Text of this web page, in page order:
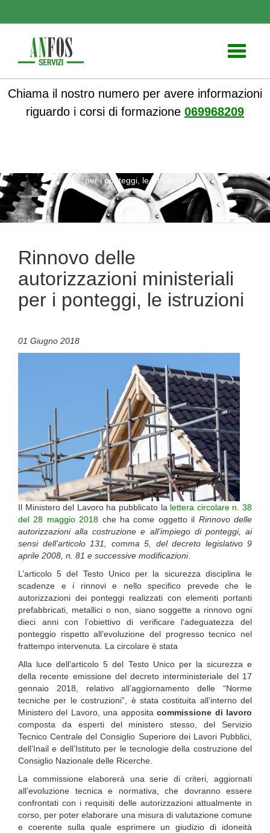
Toggle
Chiama il nostro numero per avere informazioni
riguardo i corsi di formazione 069968209
per i ponteggi, le istruzioni
Rinnovo delle
autorizzazioni ministeriali
per i ponteggi, le istruzioni
01 Giugno 2018
Il Ministero del Lavoro ha pubblicato la lettera circolare n. 38
del 28 maggio 2018 che ha come oggetto il Rinnovo delle
autorizzazioni alla costruzione e all’impiego di ponteggi, ai
sensi dell’articolo 131, comma 5, del decreto legislativo 9
aprile 2008, n. 81 e successive modificazioni.
L’articolo 5 del Testo Unico per la sicurezza disciplina le
scadenze e i rinnovi e nello specifico prevede che le
autorizzazioni dei ponteggi realizzati con elementi portanti
prefabbricati, metallici o non, siano soggette a rinnovo ogni
dieci anni con l’obiettivo di verificare l’adeguatezza del
ponteggio rispetto all’evoluzione del progresso tecnico nel
frattempo intervenuta. La circolare è stata
Alla luce dell’articolo 5 del Testo Unico per la sicurezza e
della recente emissione del decreto interministeriale del 17
gennaio 2018, relativo all’aggiornamento delle “Norme
tecniche per le costruzioni”,
è stata costituita all’interno del
Ministero del Lavoro, una appositacommissione di lavoro
composta da esperti del ministero stesso, del Servizio
Tecnico Centrale del Consiglio Superiore dei Lavori Pubblici,
dell’Inail e dell’Istituto per le tecnologie della costruzione del
Consiglio Nazionale delle Ricerche.
La commissione elaborerà una serie di criteri, aggiornati
all’evoluzione tecnica e normativa, che dovranno essere
confrontati con i requisiti delle autorizzazioni attualmente in
corso, per poter elaborare una misura di valutazione comune
e coerente sulla quale esprimere un giudizio di idoneità